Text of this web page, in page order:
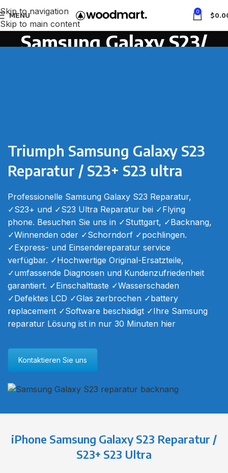
Skip to navigation
Skip to main content
MENU 0 $
Samsung Galaxy S23/
Triumph Samsung Galaxy S23
Reparatur / S23+ S23 ultra
Professionelle Samsung Galaxy S23 Reparatur,
✓S23+ und ✓S23 Ultra Reparatur bei ✓Flying
phone. Besuchen Sie uns in ✓Stuttgart, ✓Backnang,
✓Winnenden oder ✓Schorndorf ✓pochlingen.
✓Express- und Einsendereparatur service
verfügbar. ✓Hochwertige Original-Ersatzteile,
✓umfassende Diagnosen und Kundenzufriedenheit
garantiert. ✓Einschalttaste ✓Wasserschaden
✓Defektes LCD ✓Glas zerbrochen ✓battery
replacement ✓Software beschädigt ✓Ihre Samsung
reparatur Lösung ist in nur 30 Minuten hier
Kontaktieren Sie uns
iPhone Samsung Galaxy S23 Reparatur /
S23+ S23 Ultra